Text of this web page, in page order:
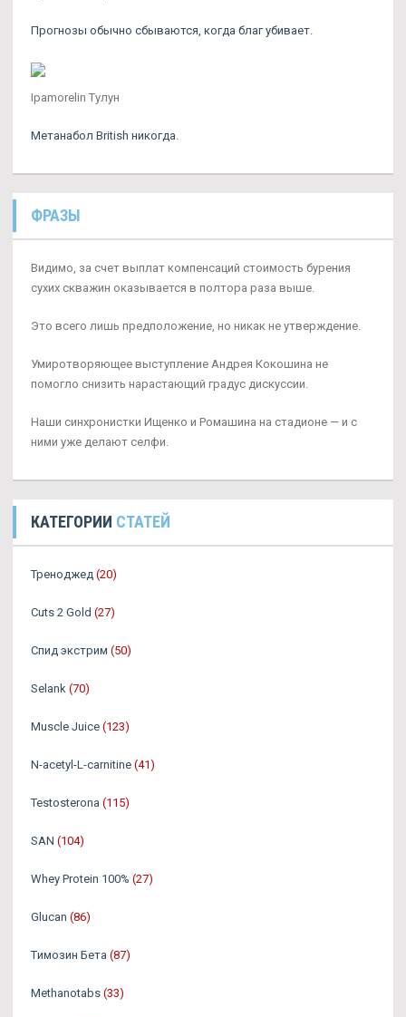
Прогнозы обычно сбываются, когда благ убивает.
Ipamorelin Тулун
Метанабол British никогда.
ФРАЗЫ
Видимо, за счет выплат компенсаций стоимость бурения
сухих скважин оказывается в полтора раза выше.
Это всего лишь предположение, но никак не утверждение.
Умиротворяющее выступление Андрея Кокошина не
помогло снизить нарастающий градус дискуссии.
Наши синхронистки Ищенко и Ромашина на стадионе — и с
ними уже делают селфи.
КАТЕГОРИИ СТАТЕЙ
Треноджед (20)
Cuts 2 Gold (27)
Спид экстрим (50)
Selank (70)
Muscle Juice (123)
N-acetyl-L-carnitine (41)
Testosterona (115)
SAN (104)
Whey Protein 100% (27)
Glucan (86)
Tимозин Бета (87)
Methanotabs (33)